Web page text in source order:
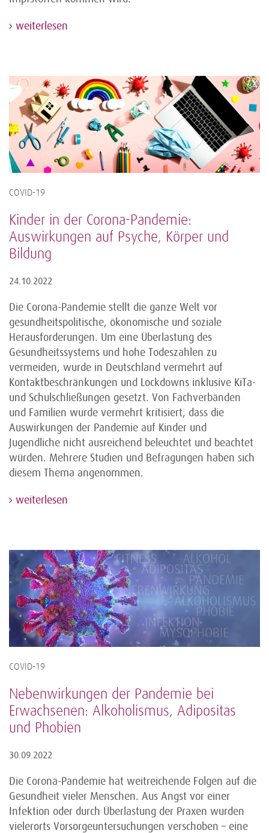
weiterlesen
COVID-19
Kinder in der Corona-Pandemie:
Auswirkungen auf Psyche, Körper und
Bildung
24.10.2022
Die Corona-Pandemie stellt die ganze Welt vor
gesundheitspolitische, ökonomische und soziale
Herausforderungen. Um eine Überlastung des
Gesundheitssystems und hohe Todeszahlen zu
vermeiden, wurde in Deutschland vermehrt auf
Kontaktbeschränkungen und Lockdowns inklusive KiTa-
und Schulschließungen gesetzt. Von Fachverbänden
und Familien wurde vermehrt kritisiert, dass die
Auswirkungen der Pandemie auf Kinder und
Jugendliche nicht ausreichend beleuchtet und beachtet
würden. Mehrere Studien und Befragungen haben sich
diesem Thema angenommen.
weiterlesen
COVID-19
Nebenwirkungen der Pandemie bei
Erwachsenen: Alkoholismus, Adipositas
und Phobien
30.09.2022
Die Corona-Pandemie hat weitreichende Folgen auf die
Gesundheit vieler Menschen. Aus Angst vor einer
Infektion oder durch Überlastung der Praxen wurden
vielerorts Vorsorgeuntersuchungen verschoben – eine